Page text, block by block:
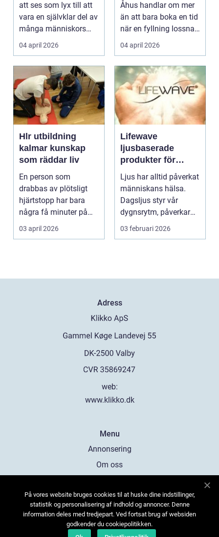
att ses som lyx till att
vara en självklar del av
många människors
friskvård. ...
04 april 2026
Åhus handlar om mer
än att bara boka en tid
när en fyllning lossnar
eller en ...
04 april 2026
Hlr utbildning
kalmar kunskap
som räddar liv
En person som
drabbas av plötsligt
hjärtstopp har bara
några få minuter på
sig. För varje minut
utan...
03 april 2026
Lifewave
ljusbaserade
produkter för
hälsa och
välbefinnande
Ljus har alltid påverkat
människans hälsa.
Dagsljus styr vår
dygnsrytm, påverkar
humör, sömn och ene...
03 februari 2026
Adress
web:
www.klikko.dk
Menu
Annonsering
Om oss
Kontakta oss
Sitemap
På vores website bruges cookies til at huske dine indstillinger,
statistik og personalisering af indhold og annoncer. Denne
information deles med tredjepart. Ved fortsat brug af websiden
godkender du cookiepolitikken.